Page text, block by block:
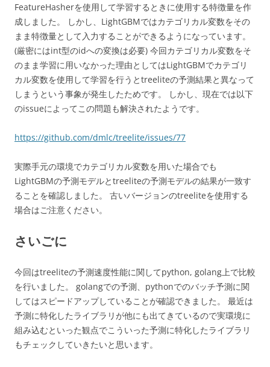
FeatureHasherを使用して学習するときに使用する特徴量を作
成しました。 しかし、LightGBMではカテゴリカル変数をその
まま特徴量として入力することができるようになっています。
(厳密にはint型のidへの変換は必要) 今回カテゴリカル変数をそ
のまま学習に用いなかった理由としてはLightGBMでカテゴリ
カル変数を使用して学習を行うとtreeliteの予測結果と異なって
しまうという事象が発生したためです。 しかし、現在では以下
のissueによってこの問題も解決されたようです。
https://github.com/dmlc/treelite/issues/77
実際手元の環境でカテゴリカル変数を用いた場合でも
LightGBMの予測モデルとtreeliteの予測モデルの結果が一致す
ることを確認しました。 古いバージョンのtreeliteを使用する
場合はご注意ください。
さいごに
今回はtreeliteの予測速度性能に関してpython, golang上で比較
を行いました。 golangでの予測、pythonでのバッチ予測に関
してはスピードアップしていることが確認できました。 最近は
予測に特化したライブラリが他にも出てきているので実環境に
組み込むといった観点でこういった予測に特化したライブラリ
もチェックしていきたいと思います。